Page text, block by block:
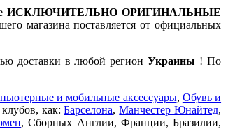
ИСКЛЮЧИТЕЛЬНО ОРИГИНАЛЬНЫЕ
магазина поставляется от официальных
доставки в любой регионУкраины ! По
и мобильные аксессуары, Обувь и
как:Барселона,Манчестер Юнайтед,
, Сборных Англии, Франции, Бразилии,